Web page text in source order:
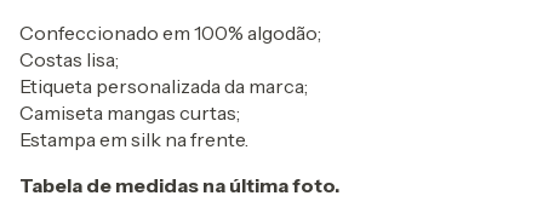
Confeccionado em 100% algodão;
Costas lisa;
Etiqueta personalizada da marca;
Camiseta mangas curtas;
Estampa em silk na frente.
Tabela de medidas na última foto.